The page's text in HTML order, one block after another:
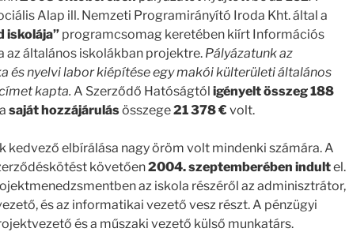
Alap ill. Nemzeti Programirányító Iroda Kht. által a
iskolája” programcsomag keretében kiírt Információs
az általános iskolákban projektre. Pályázatunk az
és nyelvi labor kiépítése egy makói külterületi általános
kapta. A Szerződő Hatóságtól igényelt összeg 188
saját hozzájárulásösszege21 378 € volt.
kedvező elbírálása nagy öröm volt mindenki számára. A
követően2004. szeptemberében indultel.
az iskola részéről az adminisztrátor,
és az informatikai vezető vesz részt. A pénzügyi
és a műszaki vezető külső munkatárs.